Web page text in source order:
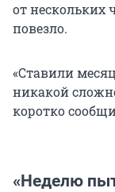
от нескольких
повезло.
«Ставили
никакой
коротко
«Неделю